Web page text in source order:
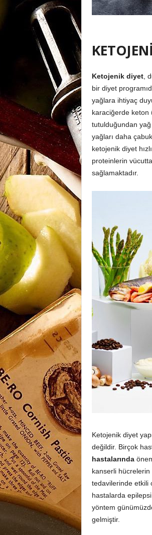
Ketojenik diyet,
bir diyet
yağlara ihtiyaç
karaciğerde keton
tutulduğundan yağ
yağları daha
ketojenik diyet
proteinlerin
sağlamaktadır.
Ketojenik diyet
değildir. Birçok
hastalarında
kanserli hücrelerin
tedavilerinde etkili
hastalarda epilepsi
yöntem
gelmiştir.